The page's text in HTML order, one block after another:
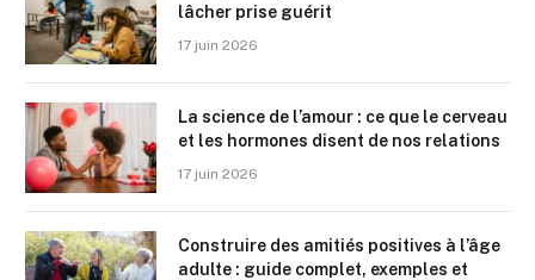
lâcher prise guérit
17 juin 2026
La science de l’amour : ce que le cerveau
et les hormones disent de nos relations
17 juin 2026
Construire des amitiés positives à l’âge
adulte : guide complet, exemples et